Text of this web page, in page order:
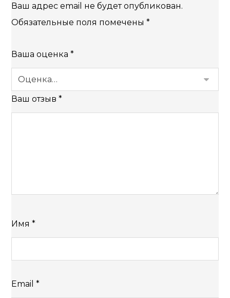
Ваш адрес email не будет опубликован.
Обязательные поля помечены*
Ваша оценка*
Ваш отзыв*
Имя*
Email*